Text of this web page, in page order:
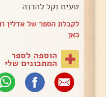
טעים וקל להכנה
לקבלת הספר של אדלין
כאן
הוספה לספר
המתכונים שלי